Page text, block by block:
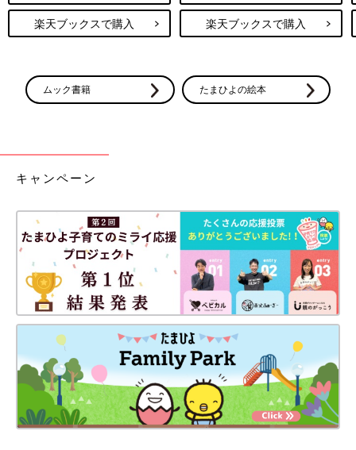
楽天ブックスで購入 楽天ブックスで購入
ムック書籍 たまひよの絵本
キャンペーン